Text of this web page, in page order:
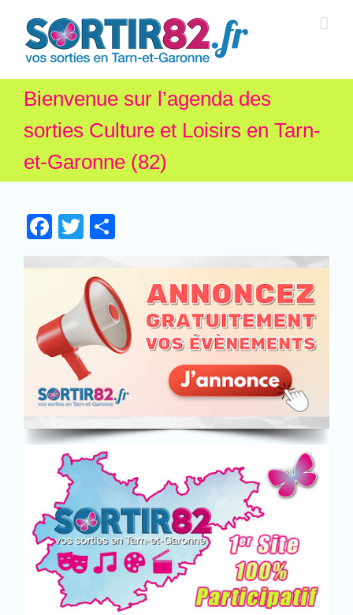
Bienvenue sur l’agenda des
sorties Culture et Loisirs en Tarn-
et-Garonne (82)
Facebook
Twitter